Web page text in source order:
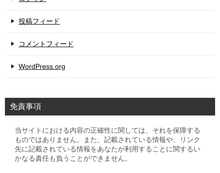
投稿フィード
コメントフィード
WordPress.org
免責事項
当サイトにおける内容の正確性に関しては、それを保障する
ものではありません。また、記載されている情報や、リンク
先に記載されている情報をあなたが利用することに関するい
かなる責任も負うことができません。